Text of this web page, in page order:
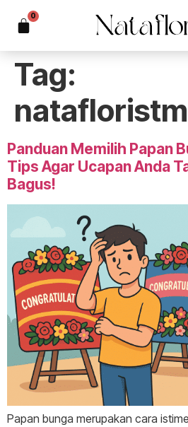
0
Tag:
Panduan Memilih Papan
Tips Agar Ucapan Anda
Bagus!
Papan bunga merupakan cara